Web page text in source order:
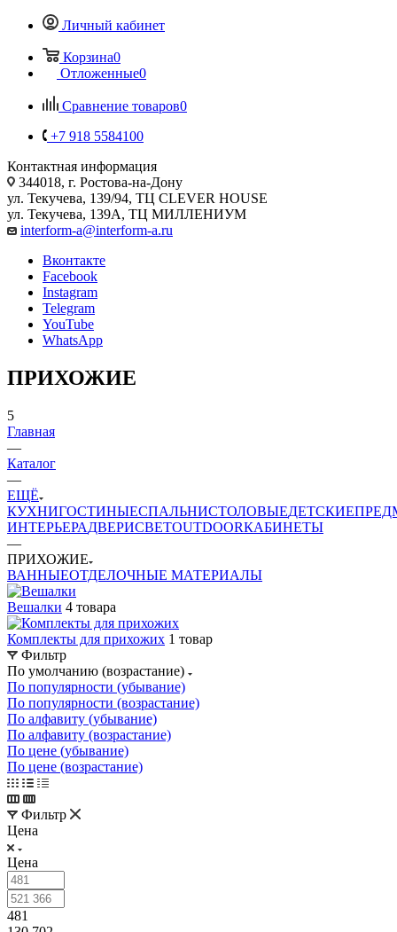
Личный кабинет
Корзина0
Отложенные0
Сравнение товаров0
+7 918 5584100
Контактная информация
344018, г. Ростова-на-Дону
ул. Текучева, 139/94, ТЦ CLEVER HOUSE
ул. Текучева, 139А, ТЦ МИЛЛЕНИУМ
interform-a@interform-a.ru
Вконтакте
Facebook
Instagram
Telegram
YouTube
WhatsApp
ПРИХОЖИЕ
5
Главная
—
Каталог
—
ЕЩЁ
КУХНИГОСТИНЫЕСПАЛЬНИСТОЛОВЫЕДЕТСКИЕ
ИНТЕРЬЕРАДВЕРИСВЕТOUTDOORКАБИНЕТЫ
—
ПРИХОЖИЕ
ВАННЫЕОТДЕЛОЧНЫЕ МАТЕРИАЛЫ
Вешалки 4 товара
Комплекты для прихожих 1 товар
Фильтр
По умолчанию (возрастание)
По популярности (убывание)
По популярности (возрастание)
По алфавиту (убывание)
По алфавиту (возрастание)
По цене (убывание)
По цене (возрастание)
Фильтр
Цена
Цена
481